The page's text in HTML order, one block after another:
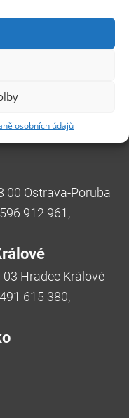
osobních údajů
00 Ostrava-Poruba
912 961,
Hradec Králové
615 380,